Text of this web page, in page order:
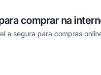
comprar na
e segura para compras